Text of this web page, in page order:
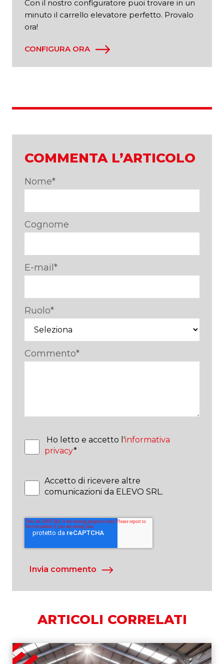
Con il nostro configuratore puoi trovare in un
minuto il carrello elevatore perfetto. Provalo
ora!
CONFIGURA ORA
COMMENTA L’ARTICOLO
Nome*
Cognome
E-mail *
Ruolo*
Commento*
Ho letto e accetto l'informativa
privacy*
Accetto di ricevere altre
comunicazioni da ELEVO SRL.
ARTICOLI CORRELATI